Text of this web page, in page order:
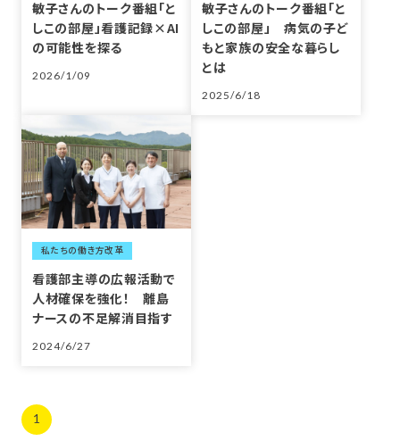
敏子さんのトーク番組「と
しこの部屋」看護記録×AI
の可能性を探る
2026/1/09
敏子さんのトーク番組「と
しこの部屋」 病気の子ど
もと家族の安全な暮らし
とは
2025/6/18
私たちの働き方改革
看護部主導の広報活動で
人材確保を強化！ 離島
ナースの不足解消目指す
2024/6/27
1